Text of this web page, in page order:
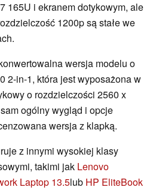
165U i ekranem dotykowym, ale
1200p są stałe we
wersja modelu o
2-in-1, która jest wyposażona w
o rozdzielczości 2560 x
ogólny wygląd i opcje
wersja z klapką.
z innymi wysokiej klasy
takimi jak Lenovo
Laptop 13.5lub HP EliteBook